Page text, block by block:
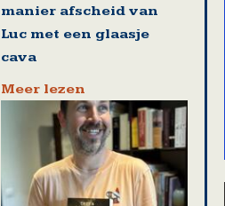
manier afscheid van
Luc met een glaasje
cava
Meer lezen